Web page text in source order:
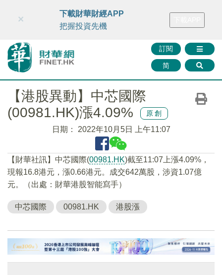
財華智庫網 FINTV FINMETA 財華證券 媒體矩陣
訂閱
简
×
下載財華財經APP
把握投資先機
【港股異動】中芯國際
(00981.HK)漲4.09%
原創
日期： 2022年10月5日 上午11:07
【財華社訊】中芯國際(00981.HK)截至11:07上漲4.09%，
現報16.8港元，漲0.66港元。成交642萬股，涉資1.07億
元。（出處：財華港股智能寫手）
中芯國際 00981.HK 港股漲